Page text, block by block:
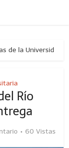
Universidad de
Río
60 Vistas